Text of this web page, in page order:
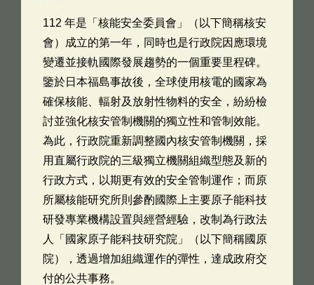
112 年是「核能安全委員會」（以下簡稱核安
會）成立的第一年，同時也是行政院因應環境
變遷並接軌國際發展趨勢的一個重要里程碑。
鑒於日本福島事故後，全球使用核電的國家為
確保核能、輻射及放射性物料的安全，紛紛檢
討並強化核安管制機關的獨立性和管制效能。
為此，行政院重新調整國內核安管制機關，採
用直屬行政院的三級獨立機關組織型態及新的
行政方式，以期更有效的安全管制運作；而原
所屬核能研究所則參酌國際上主要原子能科技
研發專業機構設置與經營經驗，改制為行政法
人「國家原子能科技研究院」（以下簡稱國原
院），透過增加組織運作的彈性，達成政府交
付的公共事務。